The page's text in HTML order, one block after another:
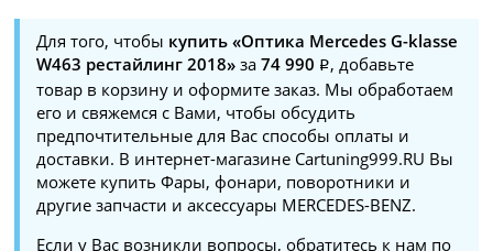
Для того, чтобы купить «Оптика Mercedes G-klasse
W463 рестайлинг 2018» за74 990
, добавьте
товар в корзину и оформите заказ. Мы обработаем
его и свяжемся с Вами, чтобы обсудить
предпочтительные для Вас способы оплаты и
доставки. В интернет-магазине Cartuning999.RU Вы
можете купить Фары, фонари, поворотники и
другие запчасти и аксессуары MERCEDES-BENZ.
Если у Вас возникли вопросы, обратитесь к нам по